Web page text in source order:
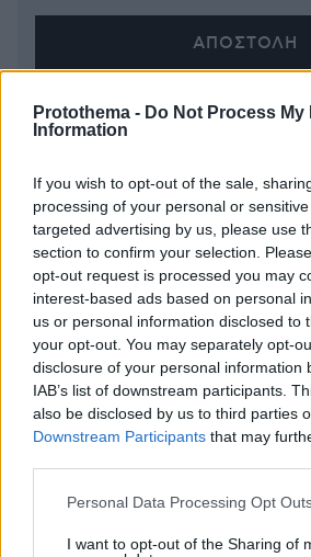
Protothema - Do Not Process My
Information
If you wish to opt-out of the sale,
processing of your personal or
targeted advertising by us, please use
section to confirm your selection.
opt-out request is processed you may
interest-based ads based on personal
us or personal information disclosed to
your opt-out. You may separately opt-
disclosure of your personal information
IAB’s list of downstream participants.
also be disclosed by us to third parties
Downstream Participants that may
Please note that this website/app uses
not limited to your visit or usage
Personal Data Processing Opt
I want to opt-out of the Sharing of
* Υποχρεωτικά πεδία
ΡΟΗ ΕΙΔΗΣΕΩΝ
Ειδήσεις Δημοφιλή
Παγκόσμιο Πρωτάθλημα Στίβου Κ-
Ραφαηλίδου στη σφαιροβολία,
Η εμμηνόπαυση πριν τα 40 αυξάνει
υπέρτασης
πριν 8 λεπτά
Η Μαντόνα τον αποκαλούσε «τρελή
Γουίλιαμ Όρμπιτ, ο παραγωγός των
πέθανε στα 69 του
πριν 22 λεπτά